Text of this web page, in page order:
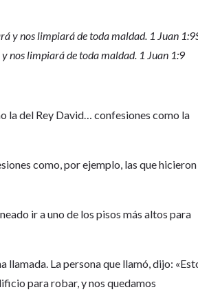
y nos limpiará de toda maldad. 1 Juan
y nos limpiará de toda maldad. 1 Juan 1:9
la del Rey David… confesiones como la
como, por ejemplo, las que hicieron
ir a uno de los pisos más altos para
La persona que llamó, dijo:
para robar, y nos quedamos